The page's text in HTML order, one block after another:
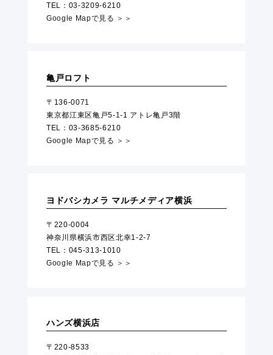
TEL：03-3209-6210
Google Mapで見る ＞＞
亀戸ロフト
〒136-0071
東京都江東区亀戸5-1-1 アトレ亀戸3階
TEL：03-3685-6210
Google Mapで見る ＞＞
ヨドバシカメラ マルチメディア横浜
〒220-0004
神奈川県横浜市西区北幸1-2-7
TEL：045-313-1010
Google Mapで見る ＞＞
ハンズ横浜店
〒220-8533